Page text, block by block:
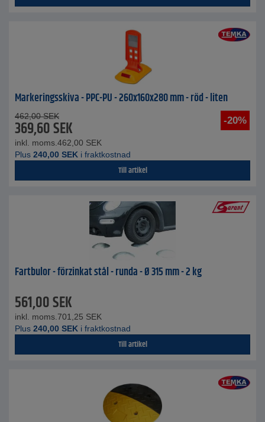
Markeringsskiva - PPC-PU - 260x160x280 mm - röd - liten
-20%
462,00 SEK
369,60SEK
inkl. moms. 462,00 SEK
Plus 240,00 SEK i fraktkostnad
Till artikel
Fartbulor - förzinkat stål - runda - Ø 315 mm - 2 kg
561,00SEK
inkl. moms. 701,25 SEK
Plus 240,00 SEK i fraktkostnad
Till artikel